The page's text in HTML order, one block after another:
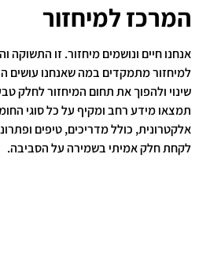
המרכז למיחזור
אנחנו חיים ונושמים מיחזור. זו
למיחזור מתמקדים במה שאנחנו עושים
שינוי ולהפוך את תחום המיחזור לחלק
תמצאו מידע רחב ומקיף על כל סוגי
אלקטרונית, כולל מדריכים, טיפים
לקחת חלק אמיתי בשמירה על הסביבה.